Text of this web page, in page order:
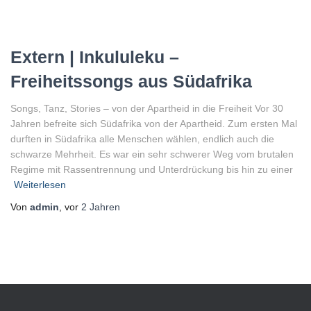
Extern | Inkululeku –
Freiheitssongs aus Südafrika
Songs, Tanz, Stories – von der Apartheid in die Freiheit Vor 30
Jahren befreite sich Südafrika von der Apartheid. Zum ersten Mal
durften in Südafrika alle Menschen wählen, endlich auch die
schwarze Mehrheit. Es war ein sehr schwerer Weg vom brutalen
Regime mit Rassentrennung und Unterdrückung bis hin zu einer
Weiterlesen
Von admin , vor 2 Jahren